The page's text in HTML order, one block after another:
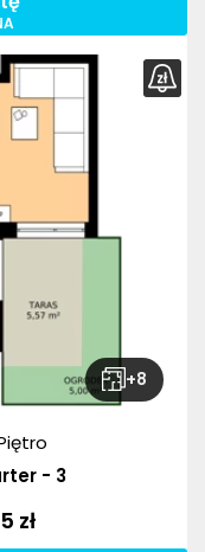
+8
- 3
zł